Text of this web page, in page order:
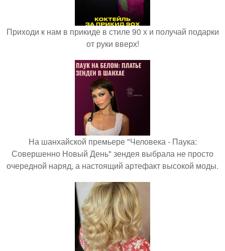
Приходи к нам в прикиде в стиле 90 х и получай подарки
от руки вверх!
На шанхайской премьере "Человека - Паука:
Совершенно Новый День" зендея выбрала не просто
очередной наряд, а настоящий артефакт высокой моды.